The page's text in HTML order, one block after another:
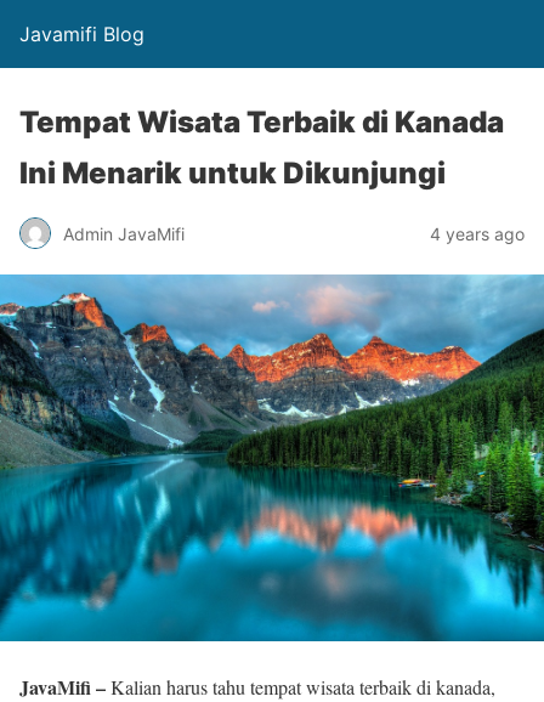
Javamifi Blog
Tempat Wisata Terbaik di Kanada
Ini Menarik untuk Dikunjungi
Admin JavaMifi 4 years ago
JavaMifi –Kalian harus tahu tempat wisata terbaik di kanada,